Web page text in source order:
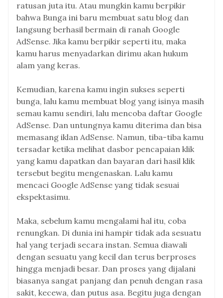
ratusan juta itu. Atau mungkin kamu berpikir
bahwa Bunga ini baru membuat satu blog dan
langsung berhasil bermain di ranah Google
AdSense. Jika kamu berpikir seperti itu, maka
kamu harus menyadarkan dirimu akan hukum
alam yang keras.
Kemudian, karena kamu ingin sukses seperti
bunga, lalu kamu membuat blog yang isinya masih
semau kamu sendiri, lalu mencoba daftar Google
AdSense. Dan untungnya kamu diterima dan bisa
memasang iklan AdSense. Namun, tiba-tiba kamu
tersadar ketika melihat dasbor pencapaian klik
yang kamu dapatkan dan bayaran dari hasil klik
tersebut begitu mengenaskan. Lalu kamu
mencaci Google AdSense yang tidak sesuai
ekspektasimu.
Maka, sebelum kamu mengalami hal itu, coba
renungkan. Di dunia ini hampir tidak ada sesuatu
hal yang terjadi secara instan. Semua diawali
dengan sesuatu yang kecil dan terus berproses
hingga menjadi besar. Dan proses yang dijalani
biasanya sangat panjang dan penuh dengan rasa
sakit, kecewa, dan putus asa. Begitu juga dengan